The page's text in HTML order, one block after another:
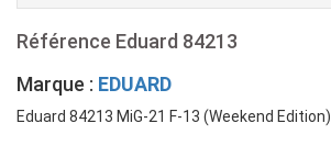
Référence Eduard 84213
Marque : EDUARD
Eduard 84213 MiG-21 F-13 (Weekend Edition)